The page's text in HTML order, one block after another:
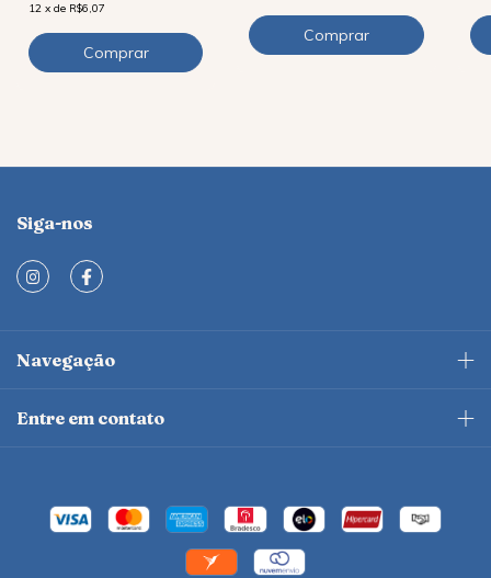
12 x de R$6,07
Siga-nos
Navegação
Entre em contato